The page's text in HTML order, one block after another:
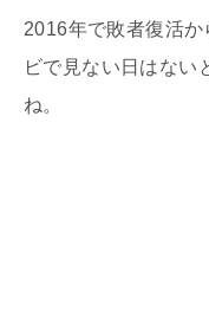
2016年で敗者復活
ビで見ない日はない
ね。